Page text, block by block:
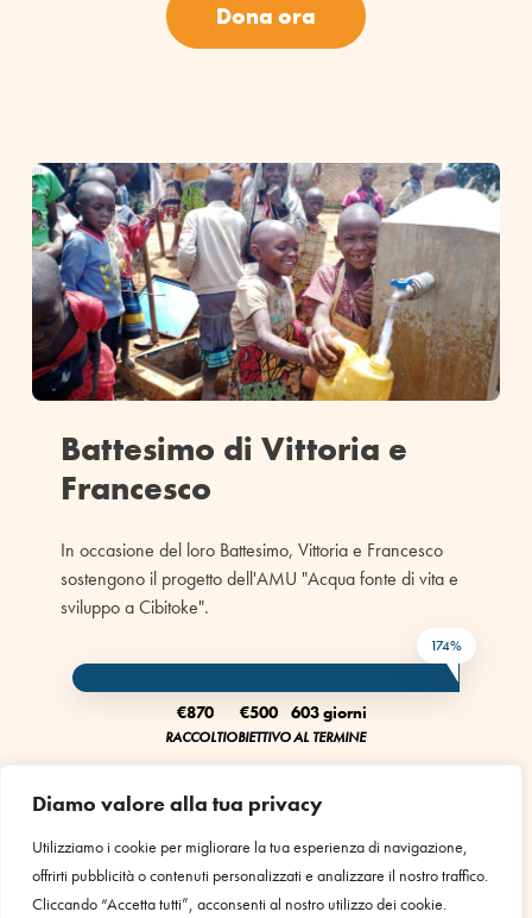
Diamo valore alla tua privacy
Utilizziamo i cookie per migliorare la tua esperienza di navigazione,
offrirti pubblicità o contenuti personalizzati e analizzare il nostro traffico.
Cliccando “Accetta tutti”, acconsenti al nostro utilizzo dei cookie.
Dona ora
Battesimo di Vittoria e
Francesco
In occasione del loro Battesimo, Vittoria e Francesco
sostengono il progetto dell'AMU "Acqua fonte di vita e
sviluppo a Cibitoke".
174%
€870
RACCOLTI
€500
OBIETTIVO
603 giorni
AL TERMINE
Dona ora